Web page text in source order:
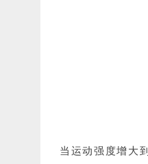
当运动强度增大